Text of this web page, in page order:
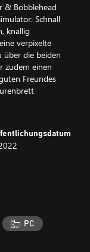
& Bobblehead
Schnall
knallig
verpixelte
über die beiden
zudem einen
Freundes
PC